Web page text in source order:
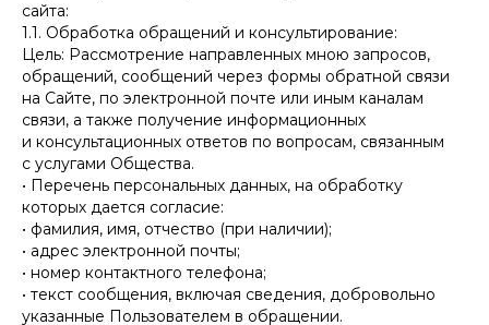
сайта:
1.1. Обработка обращений и консультирование:
Цель: Рассмотрение направленных мною запросов,
обращений, сообщений через формы обратной связи
на Сайте, по электронной почте или иным каналам
связи, а также получение информационных
и консультационных ответов по вопросам, связанным
с услугами Общества.
• Перечень персональных данных, на обработку
которых дается согласие:
• фамилия, имя, отчество (при наличии);
• адрес электронной почты;
• номер контактного телефона;
• текст сообщения, включая сведения, добровольно
указанные Пользователем в обращении.